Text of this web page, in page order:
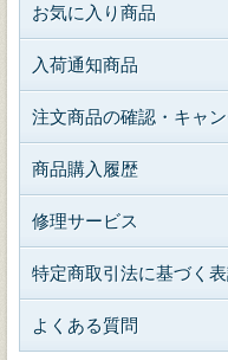
お気に入り商品
入荷通知商品
注文商品の確認・キャ
商品購入履歴
修理サービス
特定商取引法に基づく
よくある質問